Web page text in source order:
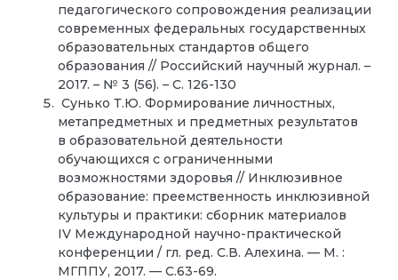
педагогического сопровождения реализации
современных федеральных государственных
образовательных стандартов общего
образования // Российский научный журнал. –
2017. – № 3 (56). – С. 126-130
Сунько Т.Ю. Формирование личностных,
метапредметных и предметных результатов
в образовательной деятельности
обучающихся с ограниченными
возможностями здоровья // Инклюзивное
образование: преемственность инклюзивной
культуры и практики: сборник материалов
IV Международной научно-практической
конференции / гл. ред. С.В. Алехина. — М. :
МГППУ, 2017. — С.63-69.